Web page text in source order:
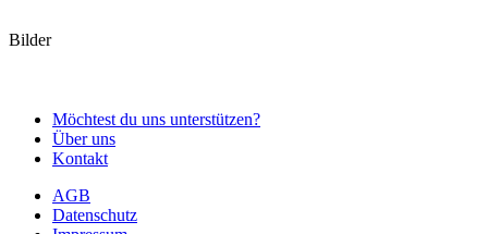
Bilder
Möchtest du uns unterstützen?
Über uns
Kontakt
AGB
Datenschutz